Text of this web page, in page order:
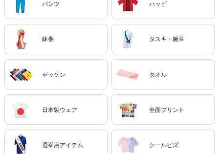
パンツ ハッピ
鉢巻 タスキ・腕章
ゼッケン タオル
日本製ウェア 全面プリント
選挙用アイテム クールビズ